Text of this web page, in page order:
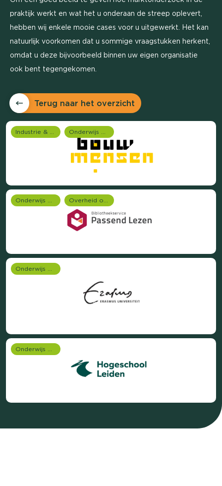
praktijk werkt en wat het u onderaan de streep oplevert,
hebben wij enkele mooie cases voor u uitgewerkt. Het kan
natuurlijk voorkomen dat u sommige vraagstukken herkent,
omdat u deze bijvoorbeeld binnen uw eigen organisatie
ook bent tegengekomen.
Terug naar het overzicht
Industrie & Productie Onderwijs onderzoek
Onderwijs onderzoek Overheid onderzoek
Onderwijs onderzoek
Onderwijs onderzoek